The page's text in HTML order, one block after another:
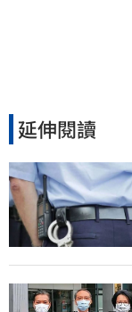
延伸閱讀